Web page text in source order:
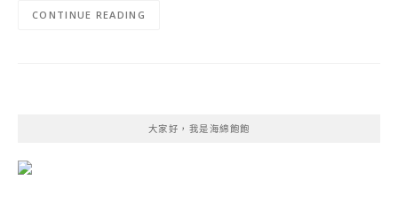
CONTINUE READING
大家好，我是海綿飽飽